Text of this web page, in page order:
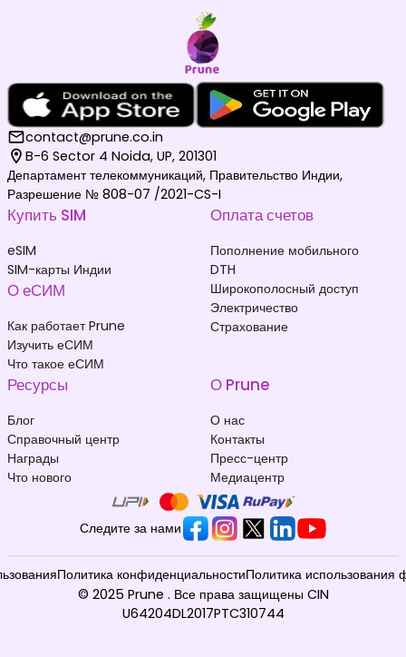
contact@prune.co.in
B-6 Sector 4 Noida, UP, 201301
Департамент телекоммуникаций, Правительство Индии,
Разрешение № 808-07 /2021-CS-I
Купить SIM
eSIM
SIM-карты Индии
О еСИМ
Как работает Prune
Изучить еСИМ
Что такое еСИМ
Оплата счетов
Пополнение мобильного
DTH
Широкополосный доступ
Электричество
Страхование
Ресурсы
Блог
Справочный центр
Награды
Что нового
О Prune
О нас
Контакты
Пресс-центр
Медиацентр
Следите за нами
© 2025 Prune . Все права защищены CIN
U64204DL2017PTC310744
Политика конфиденциальностиПолитика